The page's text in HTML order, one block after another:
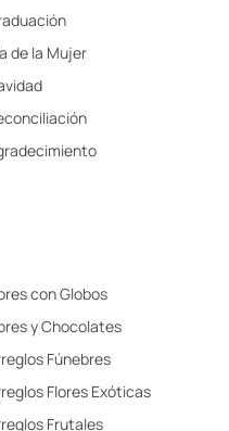
de la Mujer
con Globos
y Chocolates
Fúnebres
Flores Exóticas
Frutales